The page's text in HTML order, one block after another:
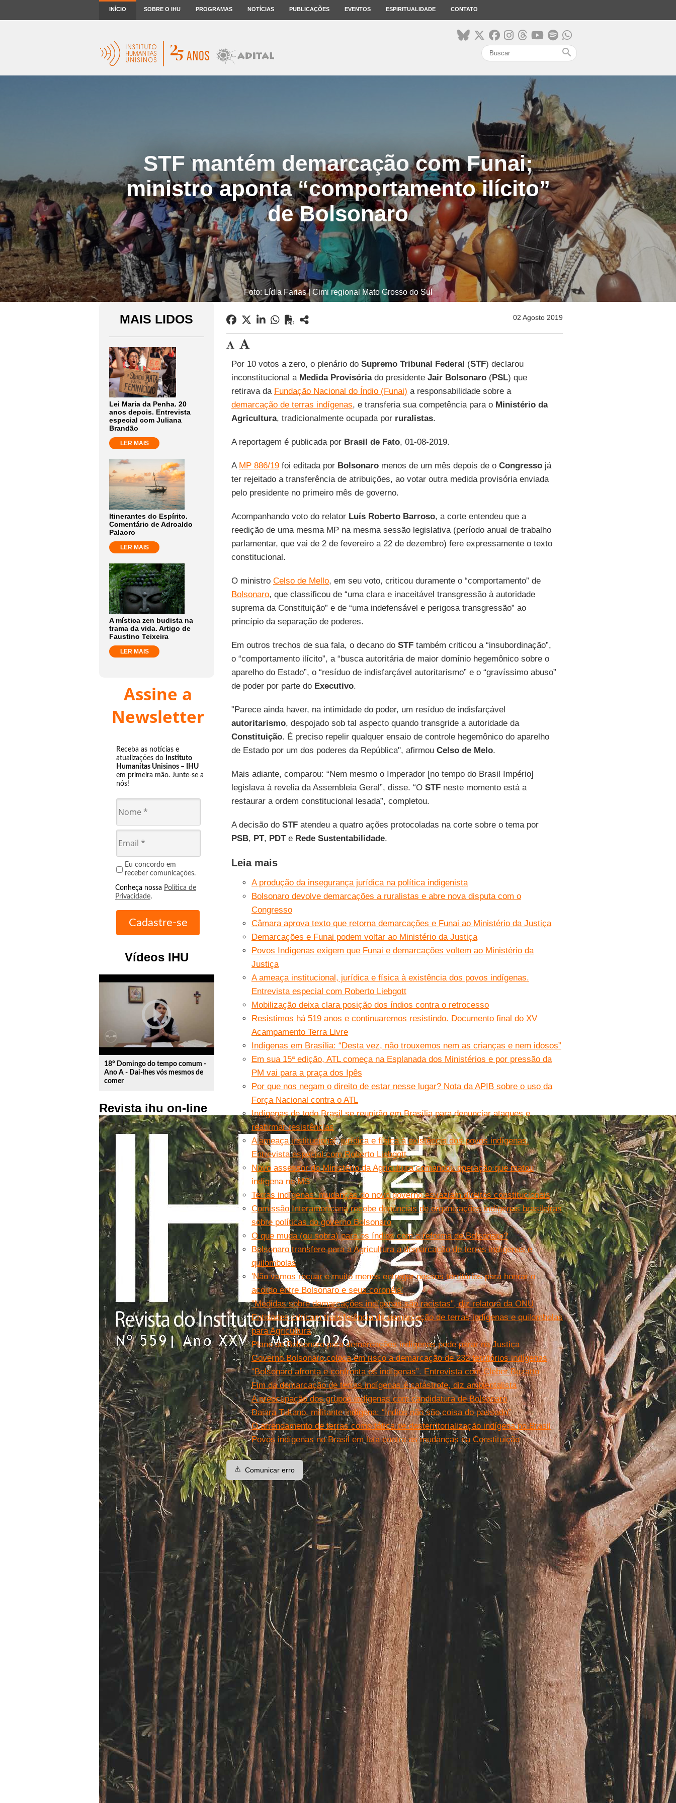
INÍCIO SOBRE O IHU PROGRAMAS NOTÍCIAS PUBLICAÇÕES EVENTOS ESPIRITUALIDADE CONTATO
search
STF mantém demarcação com Funai;
ministro aponta “comportamento ilícito”
de Bolsonaro
Foto: Lídia Farias | Cimi regional Mato Grosso do Sul
MAIS LIDOS
Lei Maria da Penha. 20
anos depois. Entrevista
especial com Juliana
Brandão
LER MAIS
Itinerantes do Espírito.
Comentário de Adroaldo
Palaoro
LER MAIS
A mística zen budista na
trama da vida. Artigo de
Faustino Teixeira
LER MAIS
Assine a
Newsletter
Receba as notícias e
atualizações do Instituto
Humanitas Unisinos – IHU
em primeira mão. Junte-se a
nós!
Eu concordo em
receber comunicações.
Conheça nossa Política de
Privacidade.
Vídeos IHU
play_circle_outline
18º Domingo do tempo comum -
Ano A - Dai-lhes vós mesmos de
comer
Revista ihu on-line
02 Agosto 2019
Por 10 votos a zero, o plenário do Supremo Tribunal Federal (STF) declarou
inconstitucional a Medida Provisóriado presidente Jair Bolsonaro(PSL) que
retirava da Fundação Nacional do Índio (Funai) a responsabilidade sobre a
demarcação de terras indígenas, e transferia sua competência para o Ministério da
Agricultura, tradicionalmente ocupada por ruralistas.
A reportagem é publicada porBrasil de Fato, 01-08-2019.
A MP 886/19foi editada por Bolsonaromenos de um mês depois de o Congressojá
ter rejeitado a transferência de atribuições, ao votar outra medida provisória enviada
pelo presidente no primeiro mês de governo.
Acompanhando voto do relator Luís Roberto Barroso, a corte entendeu que a
reedição de uma mesma MP na mesma sessão legislativa (período anual de trabalho
parlamentar, que vai de 2 de fevereiro a 22 de dezembro) fere expressamente o texto
constitucional.
O ministro Celso de Mello, em seu voto, criticou duramente o “comportamento” de
Bolsonaro, que classificou de “uma clara e inaceitável transgressão à autoridade
suprema da Constituição” e de “uma indefensável e perigosa transgressão” ao
princípio da separação de poderes.
Em outros trechos de sua fala, o decano do STFtambém criticou a “insubordinação”,
o “comportamento ilícito”, a “busca autoritária de maior domínio hegemônico sobre o
aparelho do Estado”, o “resíduo de indisfarçável autoritarismo” e o “gravíssimo abuso”
de poder por parte do Executivo.
"Parece ainda haver, na intimidade do poder, um resíduo de indisfarçável
autoritarismo, despojado sob tal aspecto quando transgride a autoridade da
Constituição. É preciso repelir qualquer ensaio de controle hegemônico do aparelho
de Estado por um dos poderes da República", afirmou Celso de Melo.
Mais adiante, comparou: “Nem mesmo o Imperador [no tempo do Brasil Império]
legislava à revelia da Assembleia Geral”, disse. “O STFneste momento está a
restaurar a ordem constitucional lesada”, completou.
A decisão do STFatendeu a quatro ações protocoladas na corte sobre o tema por
PSB, PT, PDTe Rede Sustentabilidade.
Leia mais
A produção da insegurança jurídica na política indigenista
Bolsonaro devolve demarcações a ruralistas e abre nova disputa com o
Congresso
Câmara aprova texto que retorna demarcações e Funai ao Ministério da Justiça
Demarcações e Funai podem voltar ao Ministério da Justiça
Povos Indígenas exigem que Funai e demarcações voltem ao Ministério da
Justiça
A ameaça institucional, jurídica e física à existência dos povos indígenas.
Entrevista especial com Roberto Liebgott
Mobilização deixa clara posição dos índios contra o retrocesso
Resistimos há 519 anos e continuaremos resistindo. Documento final do XV
Acampamento Terra Livre
Indígenas em Brasília: “Desta vez, não trouxemos nem as crianças e nem idosos”
Em sua 15ª edição, ATL começa na Esplanada dos Ministérios e por pressão da
PM vai para a praça dos Ipês
Por que nos negam o direito de estar nesse lugar? Nota da APIB sobre o uso da
Força Nacional contra o ATL
Indígenas de todo Brasil se reunirão em Brasília para denunciar ataques e
reafirmar resistências
A ameaça institucional, jurídica e física à existência dos povos indígenas.
Entrevista especial com Roberto Liebgott
Novo assessor do Ministério da Agricultura comandou operação que matou
indígena no MS
Terras indígenas: mudanças do novo governo esvaziam direitos constitucionais
Comissão Interamericana recebe denúncias de organizações indígenas brasileiras
sobre políticas do governo Bolsonaro
O que muda (ou sobra) para os índios com a reforma de Bolsonaro?
Bolsonaro transfere para a Agricultura a demarcação de terras indígenas e
quilombolas
'Não vamos recuar e muito menos entregar nossos territórios para honrar o
acordo entre Bolsonaro e seus coronéis'
"Medidas sobre demarcações indígenas são racistas", diz relatora da ONU
Entidades criticam transferência da demarcação de terras indígenas e quilombolas
para Agricultura
Plano de Bolsonaro para demarcações indígenas pode parar na Justiça
Governo Bolsonaro coloca em risco a demarcação de 232 territórios indígenas
“Bolsonaro afronta e confronta os indígenas”. Entrevista com Cleber Buzatto
Fim da demarcação de terras indígenas é catástrofe, diz ambientalista
A preocupação dos grupos indígenas com candidatura de Bolsonaro
Daiara Tukano, militante indígena: “Índios não são coisa do passado”
O arrendamento de terras como tática de desterritorialização indígena no Brasil
Povos indígenas no Brasil em luta contra as mudanças na Constituição
⚠️ Comunicar erro